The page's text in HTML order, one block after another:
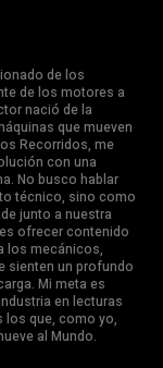
de los
de los motores a
nació de la
que mueven
Recorridos, me
con una
No busco hablar
técnico, sino como
junto a nuestra
ofrecer contenido
los mecánicos,
sienten un profundo
Mi meta es
en lecturas
los que, como yo,
al Mundo.